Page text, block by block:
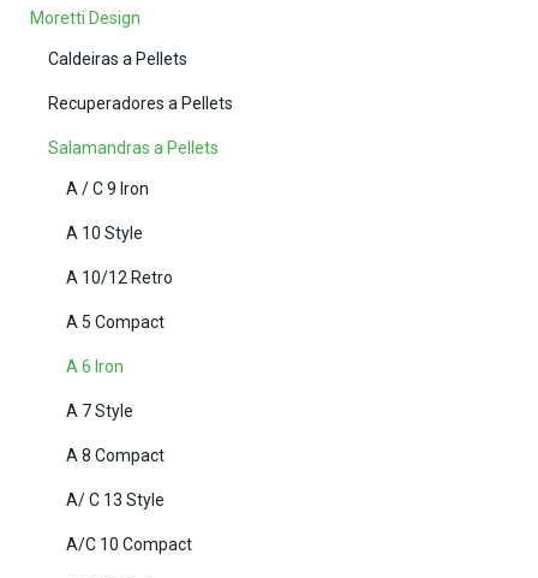
Moretti Design
Caldeiras a Pellets
Recuperadores a Pellets
Salamandras a Pellets
A / C 9 Iron
A 10 Style
A 10/12 Retro
A 5 Compact
A 6 Iron
A 7 Style
A 8 Compact
A/ C 13 Style
A/C 10 Compact